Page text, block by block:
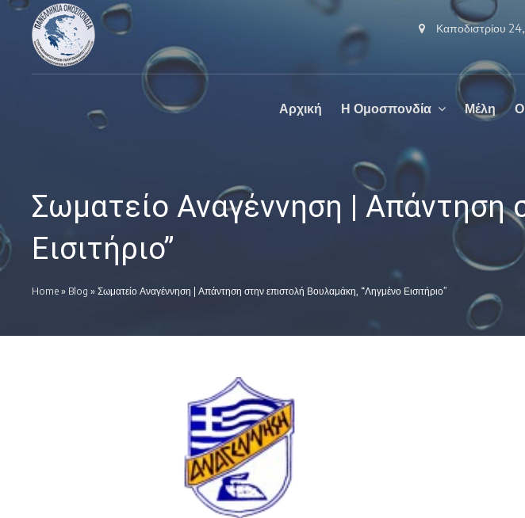
Πανελλήνια
Ομοσπονδία
Καθαριστηρίων
Ο επίσημος
ιστοχώρος της
Πανελλήνια
Ομοσπονδία
Καποδιστρίου
Αρχική Η Ομοσπονδία Μέλη
Σωματείο Αναγέννηση | Απάντηση
Εισιτήριο”
Home » Blog » Σωματείο Αναγέννηση | Απάντηση στην επιστολή Βουλαμάκη, “Ληγμένο Εισιτήριο”